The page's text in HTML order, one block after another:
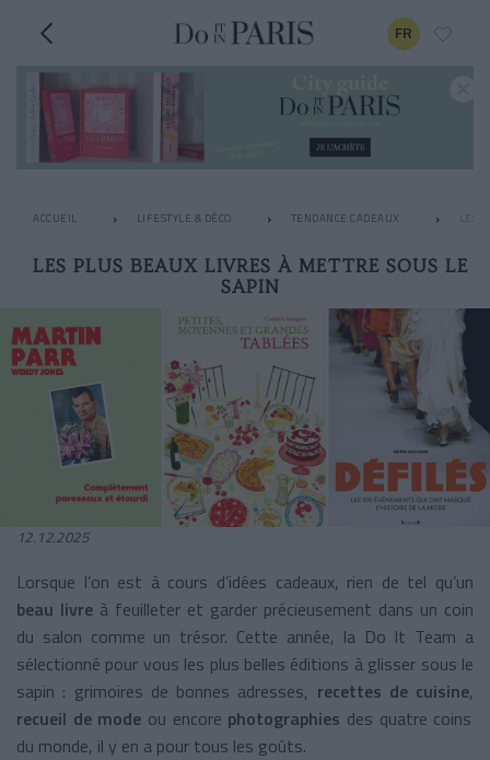
FR
ACCUEIL LIFESTYLE & DÉCO TENDANCE CADEAUX
LES PLUS BEAUX LIVRES À METTRE SOUS LE
SAPIN
12.12.2025
Lorsque l’on est à cours d’idées cadeaux, rien de tel qu’un
beau livre à feuilleter et garder précieusement dans un coin
du salon comme un trésor. Cette année, la Do It Team a
sélectionné pour vous les plus belles éditions à glisser sous le
sapin : grimoires de bonnes adresses, recettes de cuisine,
recueil de mode ou encore photographies des quatre coins
du monde, il y en a pour tous les goûts.